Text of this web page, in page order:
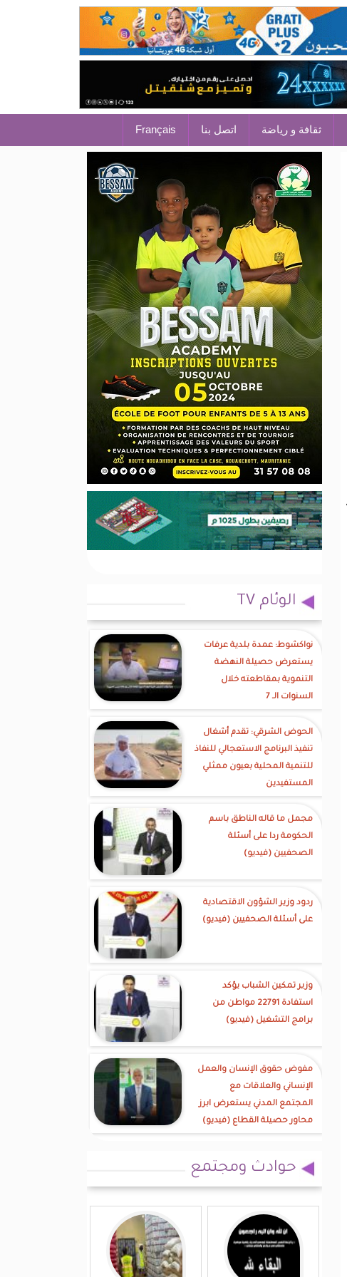
ثقافة و رياضة اتصل بنا Français
الوئام TV
نواكشوط: عمدة بلدية عرفات
يستعرض حصيلة النهضة
التنموية بمقاطعته خلال
السنوات الـ 7
الحوض الشرقي: تقدم أشغال
تنفيذ البرنامج الاستعجالي للنفاذ
للتنمية المحلية بعيون ممثلي
المستفيدين
مجمل ما قاله الناطق باسم
الحكومة ردا على أسئلة
الصحفيين (فيديو)
ردود وزير الشؤون الاقتصادية
على أسئلة الصحفيين (فيديو)
وزير تمكين الشباب يؤكد
استفادة 22791 مواطن من
برامج التشغيل (فيديو)
مفوض حقوق الإنسان والعمل
الإنساني والعلاقات مع
المجتمع المدني يستعرض ابرز
محاور حصيلة القطاع (فيديو)
حوادث ومجتمع